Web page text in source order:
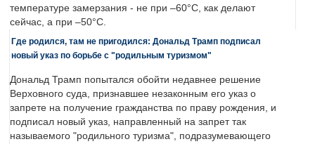
температуре замерзания - не при –60°C, как делают
сейчас, а при –50°C.
Где родился, там не пригодился: Дональд Трамп подписал
новый указ по борьбе с "родильным туризмом"
Дональд Трамп попытался обойти недавнее решение
Верховного суда, признавшее незаконным его указ о
запрете на получение гражданства по праву рождения, и
подписал новый указ, направленный на запрет так
называемого "родильного туризма", подразумевающего